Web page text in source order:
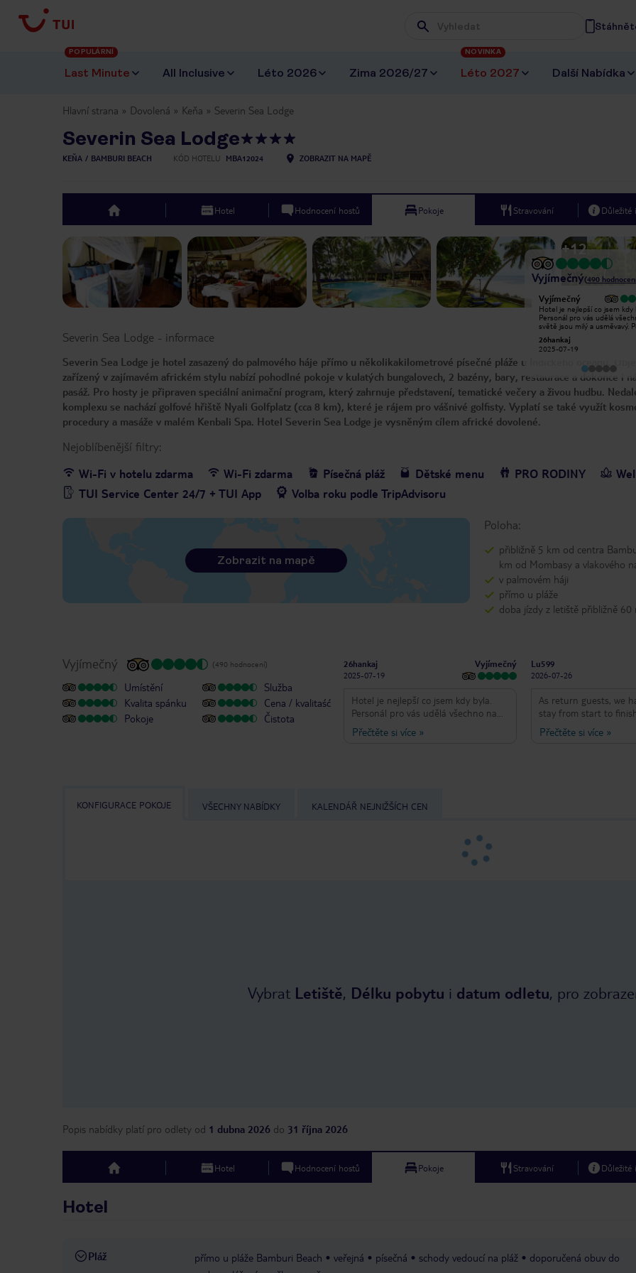
Wpisz frazę, której szukasz
Last Minute
POPULÁRNÍ
All Inclusive Léto 2026 Zima 2026/27 Léto 2027
NOVINKA
Další Nabídka
Hlavní strana Dovolená Keňa Severin Sea Lodge
Severin Sea Lodge
KEŇA BAMBURI BEACH KÓD HOTELU MBA12024 ZOBRAZIT NA MAPĚ
top Hotel Hodnocení hostů Pokoje Stravování Důležité
Previous slide +12
Vyjímečný(490
Vyjímečný
I had an amazing stay at Severin Sea
atmosphere was beautiful and
relaxing. I truly enjoyed every
moment of my stay, and I would
definitely recommend Severin Sea
Lodge to anyone looking for a
wonderful place to stay. I can’t wait
to visit again!
Vyjímečný
Hotel je nejlepší co jsem kdy
Personál pro vás udělá
světě jsou milý a usměvavý.
postele. Každý den, doplní
kávu a čaj. Na pokojích je varná
věci k bazénu či moři. Zahrada
krásně udržovaná, lehátka k
+ ručník je také
tam moderní posilovna a
místnost. Barů je tam více u
bazénu a není problém si dát
všem doporučuji.
26hankaj
2025-07-19
Severin Sea Lodge - informace
Severin Sea Lodge je hotel zasazený do palmového háje přímo u několikakilometrové písečné pláže u Indického oceánu.
zařízený v zajímavém africkém stylu nabízí pohodlné pokoje v kulatých bungalovech, 2 bazény, bary, restaurace a dokonce i
pasáž. Pro hosty je připraven speciální animační program, který zahrnuje představení, tematické večery a živou hudbu.
komplexu se nachází golfové hřiště Nyali Golfplatz (cca 8 km), které je rájem pro vášnivé golfisty. Vyplatí se také využít
procedury a masáže v malém Kenbali Spa. Hotel Severin Sea Lodge je vysněným cílem africké dovolené.
Nejoblíbenější filtry:
Wi-Fi v hotelu zdarma
Wi-Fi zdarma Písečná pláž Dětské menu PRO RODINY
TUI Service Center 24/7 + TUI App
Volba roku podle TripAdvisoru
Poloha:
přibližně 5 km od centra
km od Mombasy a vlakového
v palmovém háji
přímo u pláže
doba jízdy z letiště přibližně 60
Zobrazit na mapě
Vyjímečný (490 hodnocení)
Umístění
Kvalita spánku
Pokoje
Služba
Cena / kvalitaść
Čistota
26hankaj
2025-07-19
Vyjímečný
Hotel je nejlepší co jsem kdy byla.
Personál pro vás udělá všechno na
světě jsou milý a usměvavý. Pokoje
čisté, krásné, moskytiéry okolo
krásně udržovaná, lehátka k dispozici
místnost. Barů je tam více u pláže, u
bazénu a není problém si dát drink
přímo v bazénu. Hotel je perfektní a
Přečtěte si více »
Lu599
2026-07-26
As return guests, we
stay from start to
location, the rooms,
staff... couldn't have
Přečtěte si více»
KONFIGURACE POKOJE VŠECHNY NABÍDKY KALENDÁŘ NEJNIŽŠÍCH CEN
Vybrat Letiště, Délku pobytu i datum odletu, pro
Popis nabídky platí pro odlety od 1 dubna 2026 do 31 října 2026
top Hotel Hodnocení hostů Pokoje Stravování Důležité
Hotel
Pláž přímo u pláže Bamburi Beach veřejná písečná schody vedoucí na pláž
doporučená obuv do